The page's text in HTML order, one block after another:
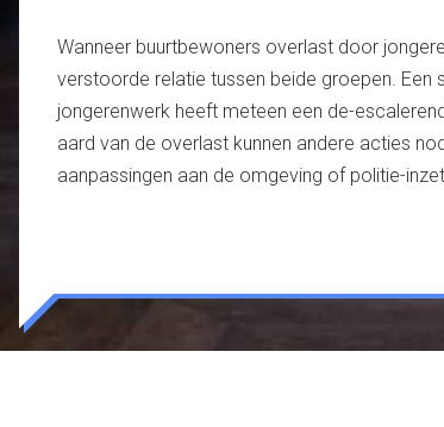
Wanneer buurtbewoners overlast door
verstoorde relatie tussen beide groepen. Een
jongerenwerk heeft meteen een de-
aard van de overlast kunnen andere acties
aanpassingen aan de omgeving of politie-